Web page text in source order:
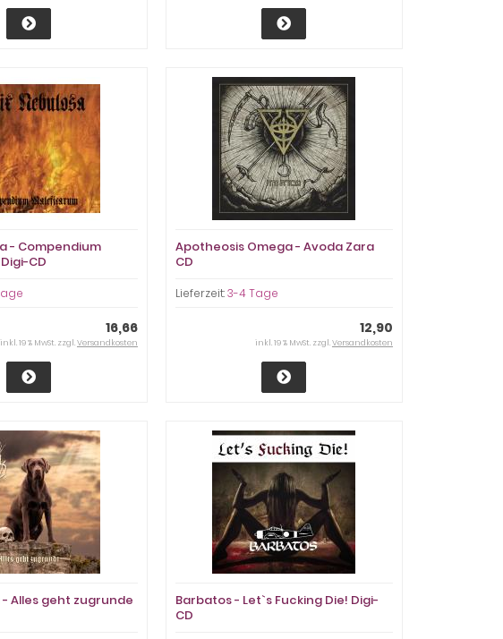
- Compendium
CD
16,66
inkl. 19 % MwSt. zzgl.Versandkosten
Apotheosis Omega - Avoda Zara
CD
Lieferzeit:3-4 Tage
12,90
inkl. 19 % MwSt. zzgl.Versandkosten
Alles geht zugrunde
Barbatos - Let`s Fucking Die! Digi-
CD